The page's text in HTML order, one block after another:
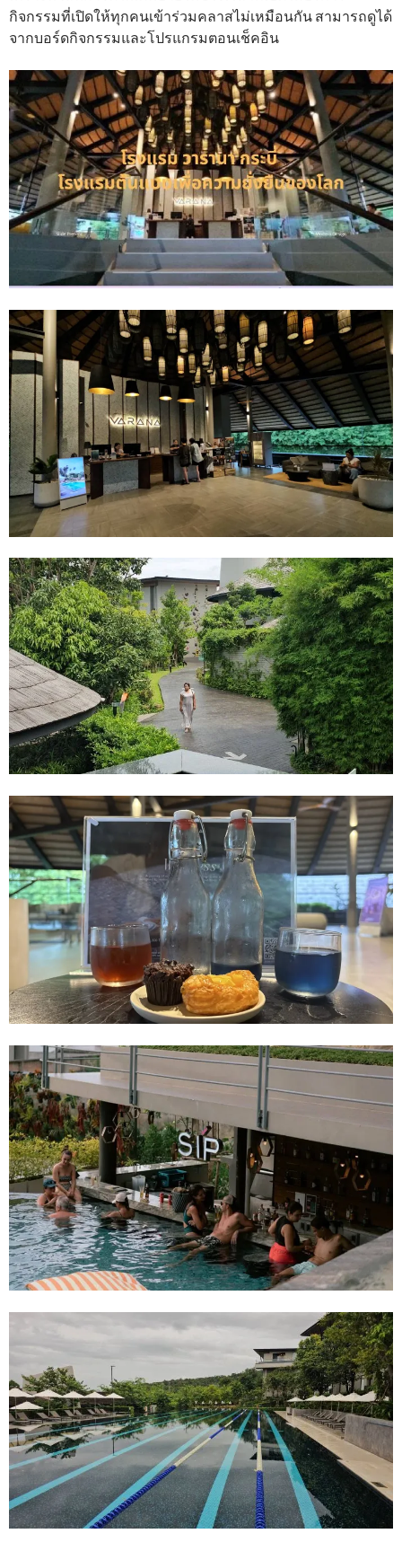
กิจกรรมที่เปิดให้ทุกคนเข้าร่วมคลาสไม่เหมือนกัน สามารถดูได้
จากบอร์ดกิจกรรมและโปรแกรมตอนเช็คอิน